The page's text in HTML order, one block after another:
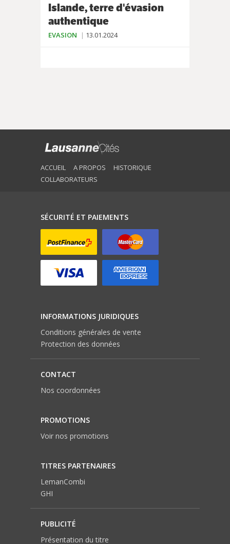
Islande, terre d'évasion
authentique
EVASION 13.01.2024
ACCUEIL A PROPOS
HISTORIQUE
COLLABORATEURS
SÉCURITÉ ET PAIEMENTS
INFORMATIONS JURIDIQUES
Conditions générales de vente
Protection des données
CONTACT
Nos coordonnées
PROMOTIONS
Voir nos promotions
TITRES PARTENAIRES
LemanCombi
GHI
PUBLICITÉ
Présentation du titre